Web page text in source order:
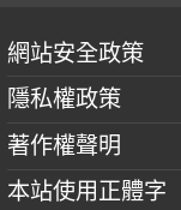
網站安全政策
隱私權政策
著作權聲明
本站使用正體字